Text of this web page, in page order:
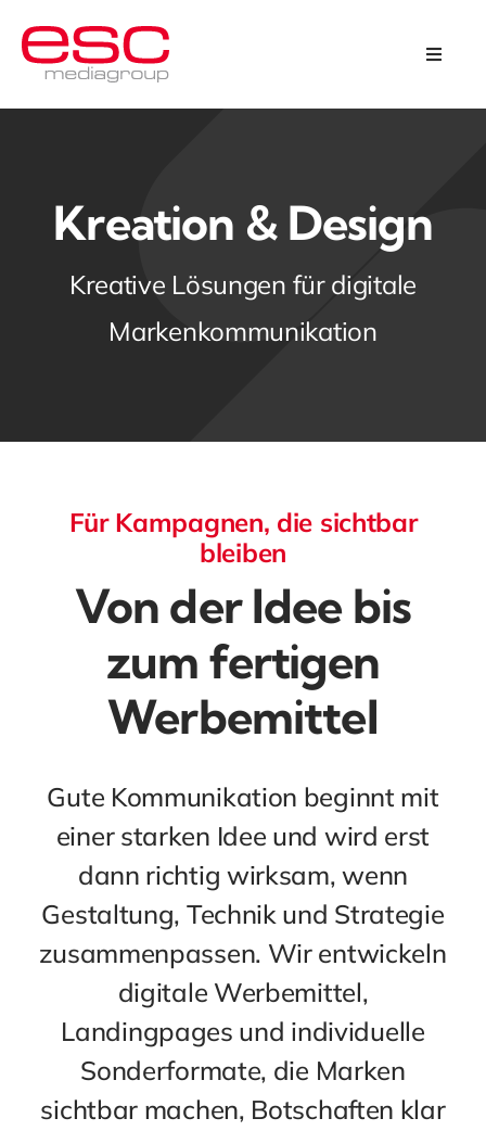
Toggle
Programmatic Omnichannel
Kreation & Design
Kreative Lösungen für digitale
Markenkommunikation
Für Kampagnen, die sichtbar
bleiben
Von der Idee bis
zum fertigen
Werbemittel
Gute Kommunikation beginnt mit
einer starken Idee und wird erst
dann richtig wirksam, wenn
Gestaltung, Technik und Strategie
zusammenpassen. Wir entwickeln
digitale Werbemittel,
Landingpages und individuelle
Sonderformate, die Marken
sichtbar machen, Botschaften klar